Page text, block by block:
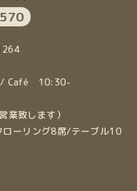
/ Café 10:30-
業致します）
ーリング8席/テーブル10